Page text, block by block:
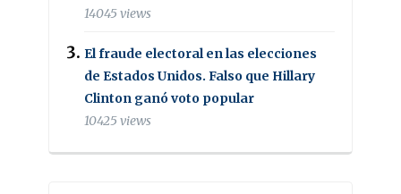
14045 views
El fraude electoral en las elecciones
de Estados Unidos. Falso que Hillary
Clinton ganó voto popular
10425 views